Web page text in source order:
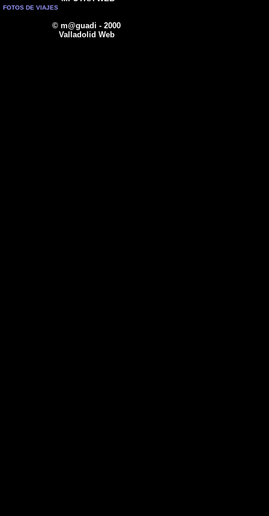
FOTOS DE VIAJES
© m@guadi - 2000
Valladolid Web